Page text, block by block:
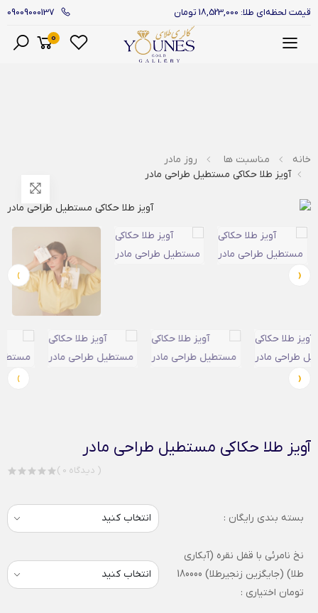
قیمت لحظه‌ای طلا: 18,523,000 تومان 09009000137
0
خانه مناسبت ها
روز مادر
آویز طلا حکاکی مستطیل طراحی مادر
‹
›
‹
›
آویز طلا حکاکی مستطیل طراحی مادر
( 0 دیدگاه )
بسته بندی رایگان :
نخ نامرئی با قفل نقره (آبکاری
طلا) (جایگزین زنجیرطلا) 180000
تومان اختیاری :